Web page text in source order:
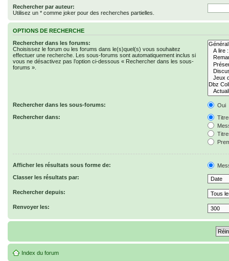
Rechercher par auteur:
Utilisez un * comme joker pour des recherches partielles.
OPTIONS DE RECHERCHE
Rechercher dans les forums:
Choisissez le forum ou les forums dans le(s)quel(s) vous souhaitez
effectuer une recherche. Les sous-forums sont automatiquement inclus si
vous ne désactivez pas l’option ci-dessous « Rechercher dans les sous-
forums ».
Rechercher dans les sous-forums:
Oui
Rechercher dans:
Afficher les résultats sous forme de:
Classer les résultats par:
Rechercher depuis:
Renvoyer les:
Index du forum